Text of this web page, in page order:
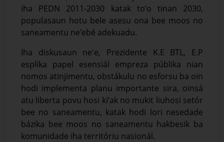
iha PEDN 2011-2030 katak to’o tinan 2030,
populasaun hotu bele asesu ona bee moos no
saneamentu ne’ebé adekuadu.
Iha diskusaun ne'e, Prezidente K.E BTL, E.P
esplika papel esensiál empreza públika nian
nomos atinjimentu, obstákulu no esforsu ba oin
hodi implementa planu importante sira, oinsá
atu liberta povu hosi ki’ak no mukit liuhosi setór
bee no saneamentu, katak hodi lori nesedade
bázika bee moos no saneamentu hakbesik ba
komunidade iha territóriu nasionál.